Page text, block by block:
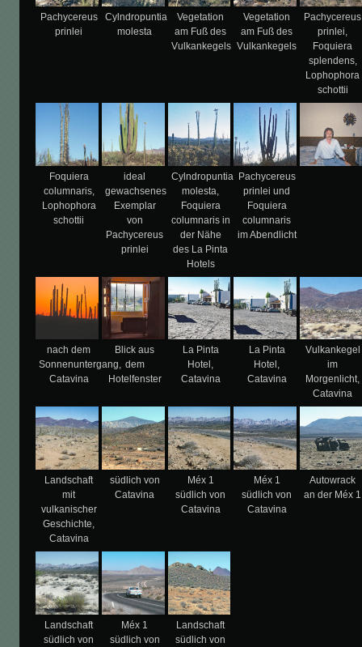
Pachycereus
prinlei
Cylndropuntia
molesta
Vegetation
am Fuß des
Vulkankegels
Vegetation
am Fuß des
Vulkankegels
Pachycereus
prinlei,
Foquiera
splendens,
Lophophora
schottii
Foquiera
columnaris,
Lophophora
schottii
ideal
gewachsenes
Exemplar
von
Pachycereus
prinlei
Cylndropuntia
molesta,
Foquiera
columnaris in
der Nähe
des La Pinta
Hotels
Pachycereus
prinlei und
Foquiera
columnaris
im Abendlicht
nach dem
Sonnenuntergang,
Catavina
Blick aus
dem
Hotelfenster
La Pinta
Hotel,
Catavina
La Pinta
Hotel,
Catavina
Vulkankegel
im
Morgenlicht,
Catavina
Landschaft
mit
vulkanischer
Geschichte,
Catavina
südlich von
Catavina
Méx 1
südlich von
Catavina
Méx 1
südlich von
Catavina
Autowrack
an der Méx 1
Landschaft
südlich von
Méx 1
südlich von
Landschaft
südlich von